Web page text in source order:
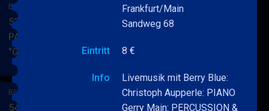
BERRY BLUE & BAND
53. JAZZ Matinee in den
PARKSIDE STUDIOS
"Gypsy Jazz"
MEHRBERRY
&
BERRY BLUE & BAND
54. JAZZ Matinee in den
Frankfurt/Main
Sandweg 68
Eintritt 8 €
Info
Livemusik mit Berry Blue:
Christoph Aupperle: PIANO
Gerry Main: PERCUSSION &